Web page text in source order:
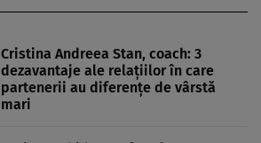
Cristina Andreea Stan, coach: 3
dezavantaje ale relațiilor în care
partenerii au diferențe de vârstă
mari